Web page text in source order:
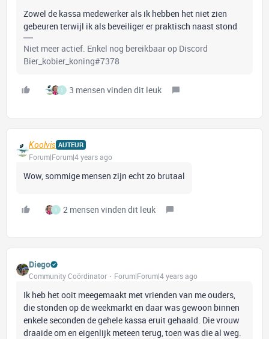
Zowel de kassa medewerker als ik hebben het niet zien
gebeuren terwijl ik als beveiliger er praktisch naast stond
Niet meer actief. Enkel nog bereikbaar op Discord
Bier_kobier_koning#7378
I 3 mensen vinden dit leuk
Koolvis AUTEUR
Forum|Forum|4 years ago
Wow, sommige mensen zijn echt zo brutaal
I 2 mensen vinden dit leuk
Diego
Community Coördinator Forum|Forum|4 years ago
Ik heb het ooit meegemaakt met vrienden van me ouders,
die stonden op de weekmarkt en daar was gewoon binnen
enkele seconden de gehele kassa eruit gehaald. Die vrouw
draaide om en eigenlijk meteen terug, toen was die al weg.